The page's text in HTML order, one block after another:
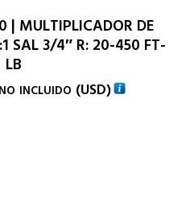
| MULTIPLICADOR DE
SAL 3/4″ R: 20-450 FT-
LB
INCLUIDO (USD)